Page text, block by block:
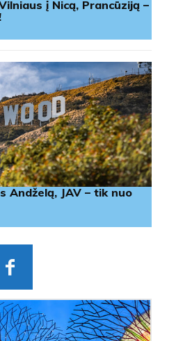
į Nicą, Prancūziją –
Andželą, JAV – tik nuo